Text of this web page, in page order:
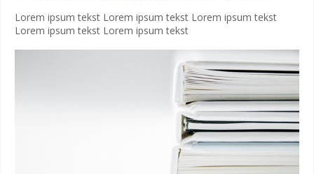
Lorem ipsum tekst Lorem ipsum tekst Lorem ipsum tekst
Lorem ipsum tekst Lorem ipsum tekst